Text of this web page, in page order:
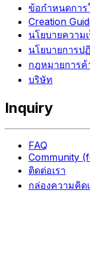
ข้อกำหนดการ
Creation
นโยบายความ
นโยบายการป
กฎหมายการค้
บริษัท
Inquiry
FAQ
Community
ติดต่อเรา
กล่องความคิด